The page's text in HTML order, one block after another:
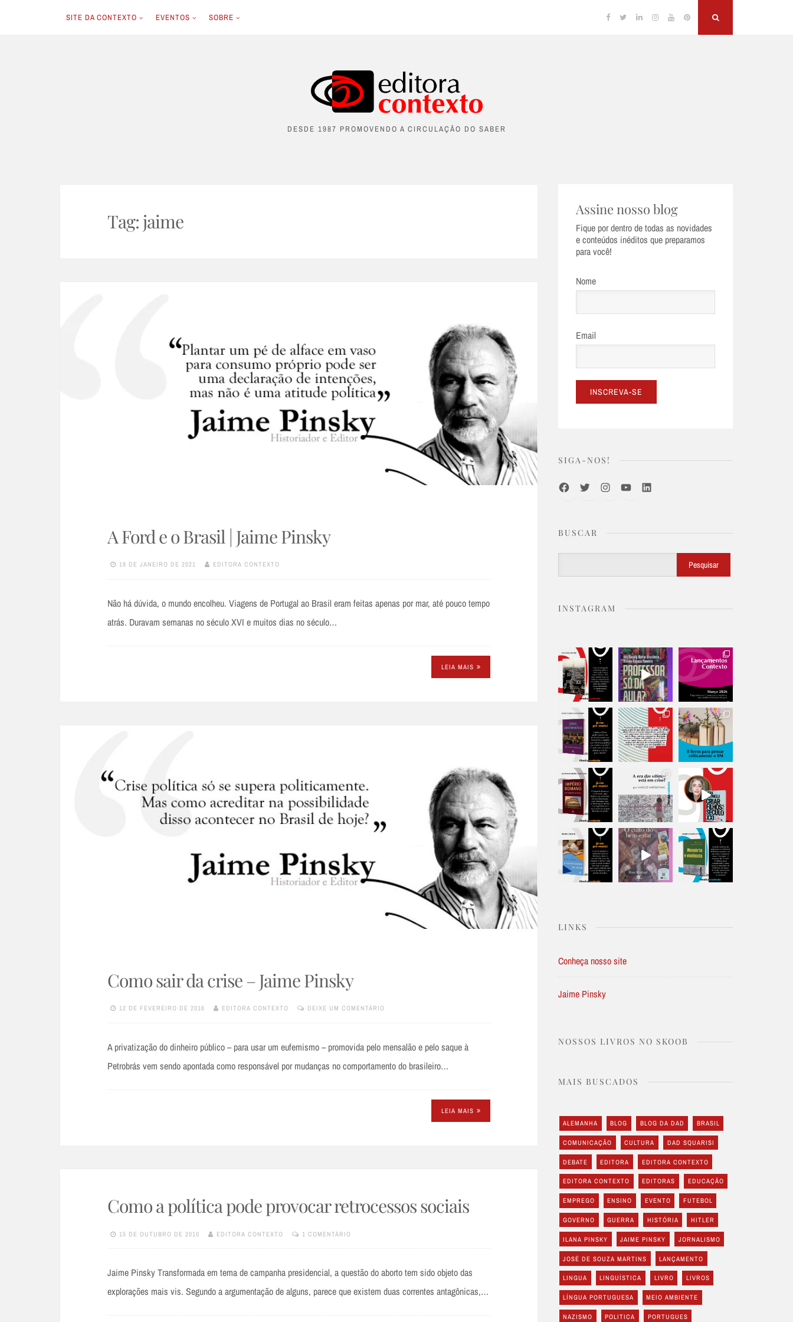
SITE DA CONTEXTO EVENTOS SOBRE Facebook
TwitterLinkedinInstagram
YouTubePinterest
DESDE 1987 PROMOVENDO A CIRCULAÇÃO DO SABER
Tag:jaime
A Ford e o Brasil | Jaime Pinsky
18 DE JANEIRO DE 2021 EDITORA CONTEXTO
Não há dúvida, o mundo encolheu. Viagens de Portugal ao Brasil eram feitas apenas por mar, até pouco tempo
atrás. Duravam semanas no século XVI e muitos dias no século…
LEIA MAIS
Como sair da crise – Jaime Pinsky
12 DE FEVEREIRO DE 2016 EDITORA CONTEXTO DEIXE UM COMENTÁRIO
A privatização do dinheiro público – para usar um eufemismo – promovida pelo mensalão e pelo saque à
Petrobrás vem sendo apontada como responsável por mudanças no comportamento do brasileiro…
LEIA MAIS
Como a política pode provocar retrocessos sociais
15 DE OUTUBRO DE 2010 EDITORA CONTEXTO 1 COMENTÁRIO
Jaime Pinsky Transformada em tema de campanha presidencial, a questão do aborto tem sido objeto das
explorações mais vis. Segundo a argumentação de alguns, parece que existem duas correntes antagônicas,…
Assine nosso blog
Fique por dentro de todas as novidades
e conteúdos inéditos que preparamos
para você!
Nome
Email
SIGA-NOS!
FacebookTwitterInstagramYoutubeLinkedIn
BUSCAR
Pesquisar
INSTAGRAM
LINKS
Conheça nosso site
Jaime Pinsky
NOSSOS LIVROS NO SKOOB
MAIS BUSCADOS
ALEMANHA BLOG BLOG DA DAD BRASIL
COMUNICAÇÃO CULTURA DAD SQUARISI
DEBATE EDITORA EDITORA CONTEXTO
EDITORA CONTEXTO EDITORAS EDUCAÇÃO
EMPREGO ENSINO EVENTO FUTEBOL
GOVERNO GUERRA HISTÓRIA HITLER
ILANA PINSKY JAIME PINSKY JORNALISMO
JOSÉ DE SOUZA MARTINS LANÇAMENTO
LINGUA LINGUÍSTICA LIVRO LIVROS
LÍNGUA PORTUGUESA MEIO AMBIENTE
NAZISMO POLITICA PORTUGUES